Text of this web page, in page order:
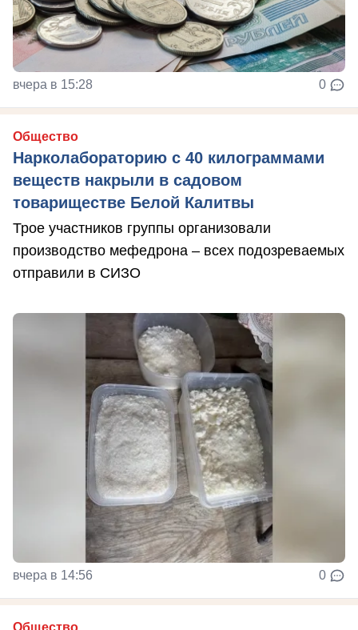
вчера в 15:28 0
Общество
Нарколабораторию с 40 килограммами
веществ накрыли в садовом
товариществе Белой Калитвы
Трое участников группы организовали
производство мефедрона – всех подозреваемых
отправили в СИЗО
вчера в 14:56 0
Общество